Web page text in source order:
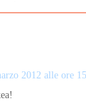
2012 alle ore